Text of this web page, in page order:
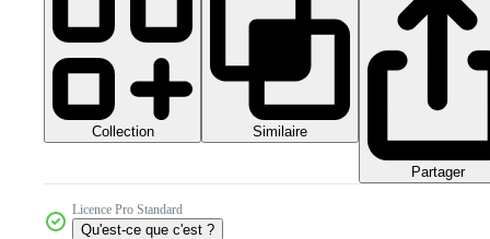
Collection Similaire
Partager
Licence Pro Standard
Qu'est-ce que c'est ?